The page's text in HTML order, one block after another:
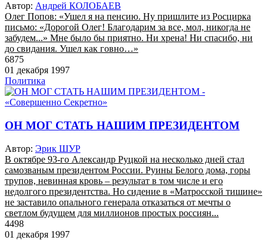
Автор: Андрей КОЛОБАЕВ
Олег Попов: «Ушел я на пенсию. Ну пришлите из Росцирка
письмо: «Дорогой Олег! Благодарим за все, мол, никогда не
забудем...» Мне было бы приятно. Ни хрена! Ни спасибо, ни
до свидания. Ушел как говно…»
6875
01 декабря 1997
Политика
ОН МОГ СТАТЬ НАШИМ ПРЕЗИДЕНТОМ
Автор: Эрик ШУР
В октябре 93-го Александр Руцкой на несколько дней стал
самозваным президентом России. Руины Белого дома, горы
трупов, невинная кровь – результат в том числе и его
недолгого президентства. Но сидение в «Матросской тишине»
не заставило опального генерала отказаться от мечты о
светлом будущем для миллионов простых россиян...
4498
01 декабря 1997